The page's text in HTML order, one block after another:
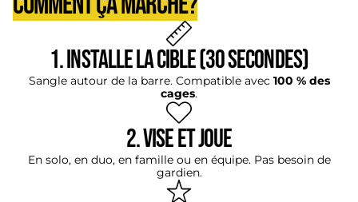
1. Installe la cible (30 secondes)
Sangle autour de la barre. Compatible avec 100 % des
cages.
2. Vise et joue
En solo, en duo, en famille ou en équipe. Pas besoin de
gardien.